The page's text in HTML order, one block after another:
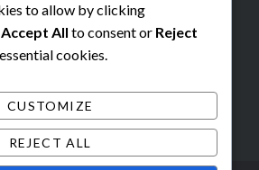
to allow by clicking
Accept All to consent or Reject
cookies.
CUSTOMIZE
REJECT ALL